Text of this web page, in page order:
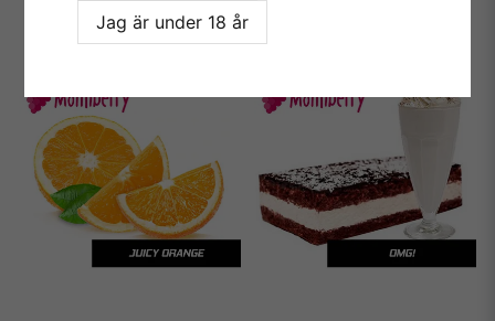
LÄGG I VARUKORGEN
Jag är under 18 år